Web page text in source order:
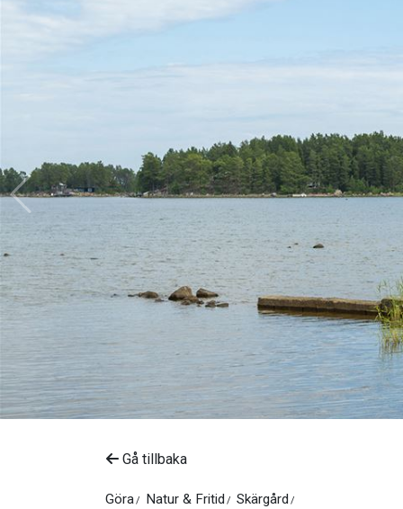
Gå tillbaka
Göra Natur & Fritid Skärgård